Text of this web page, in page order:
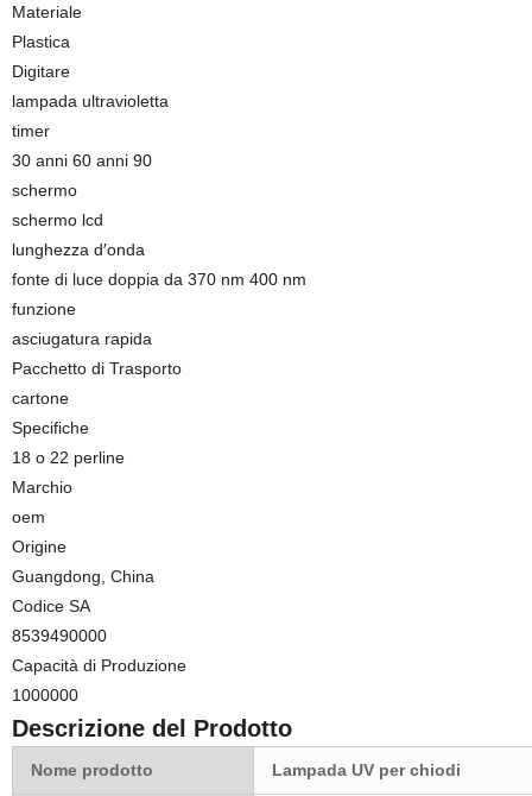
Materiale
Plastica
Digitare
lampada ultravioletta
timer
30 anni 60 anni 90
schermo
schermo lcd
lunghezza d′onda
fonte di luce doppia da 370 nm 400 nm
funzione
asciugatura rapida
Pacchetto di Trasporto
cartone
Specifiche
18 o 22 perline
Marchio
oem
Origine
Guangdong, China
Codice SA
8539490000
Capacità di Produzione
1000000
Descrizione del Prodotto
Nome prodotto
Lampada UV per chiodi